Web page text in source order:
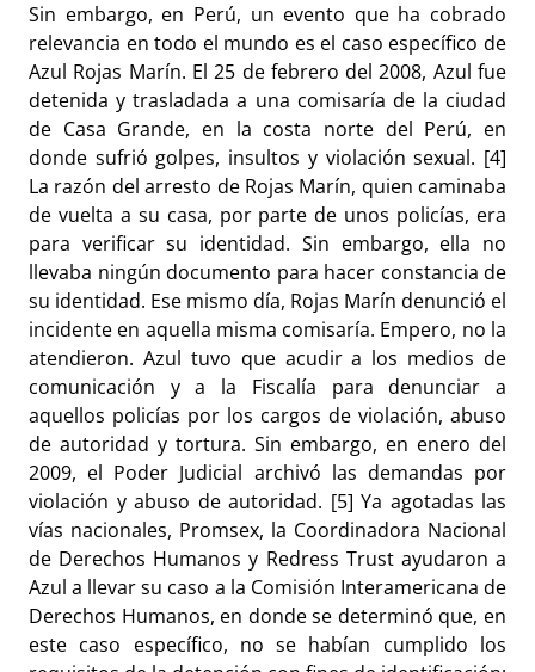
Sin embargo, en Perú, un evento que ha cobrado
relevancia en todo el mundo es el caso específico de
Azul Rojas Marín. El 25 de febrero del 2008, Azul fue
detenida y trasladada a una comisaría de la ciudad
de Casa Grande, en la costa norte del Perú, en
donde sufrió golpes, insultos y violación sexual. [4]
La razón del arresto de Rojas Marín, quien caminaba
de vuelta a su casa, por parte de unos policías, era
para verificar su identidad. Sin embargo, ella no
llevaba ningún documento para hacer constancia de
su identidad. Ese mismo día, Rojas Marín denunció el
incidente en aquella misma comisaría. Empero, no la
atendieron. Azul tuvo que acudir a los medios de
comunicación y a la Fiscalía para denunciar a
aquellos policías por los cargos de violación, abuso
de autoridad y tortura. Sin embargo, en enero del
2009, el Poder Judicial archivó las demandas por
violación y abuso de autoridad. [5] Ya agotadas las
vías nacionales, Promsex, la Coordinadora Nacional
de Derechos Humanos y Redress Trust ayudaron a
Azul a llevar su caso a la Comisión Interamericana de
Derechos Humanos, en donde se determinó que, en
este caso específico, no se habían cumplido los